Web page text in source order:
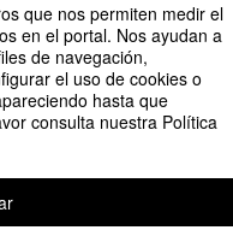
que nos permiten medir el
en el portal. Nos ayudan a
de navegación,
el uso de cookies o
hasta que
consulta nuestra Política
sobre la Renta en la Ley de 20
en una época